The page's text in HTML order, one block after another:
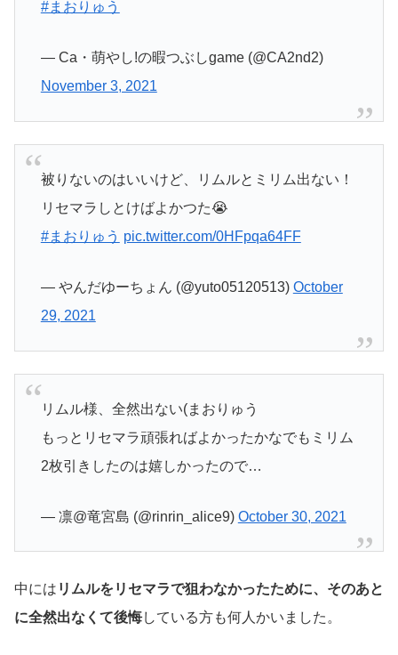
#まおりゅう
— Ca・萌やし!の暇つぶしgame (@CA2nd2)
November 3, 2021
被りないのはいいけど、リムルとミリム出ない！
リセマラしとけばよかつた😭
#まおりゅう pic.twitter.com/0HFpqa64FF
— やんだゆーちょん (@yuto05120513) October
29, 2021
リムル様、全然出ない(まおりゅう
もっとリセマラ頑張ればよかったかなでもミリム
2枚引きしたのは嬉しかったので…
— 凛@竜宮島 (@rinrin_alice9) October 30, 2021
中には リムルをリセマラで狙わなかったために、そのあと
に全然出なくて後悔している方も何人かいました。